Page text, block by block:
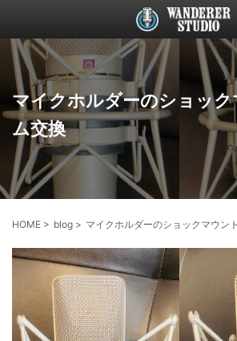
マイクホルダーのショッ
ム交換
HOME > blog > マイクホルダーのショックマウン